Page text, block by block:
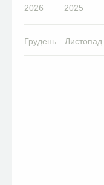
2026 2025
Грудень Листопад